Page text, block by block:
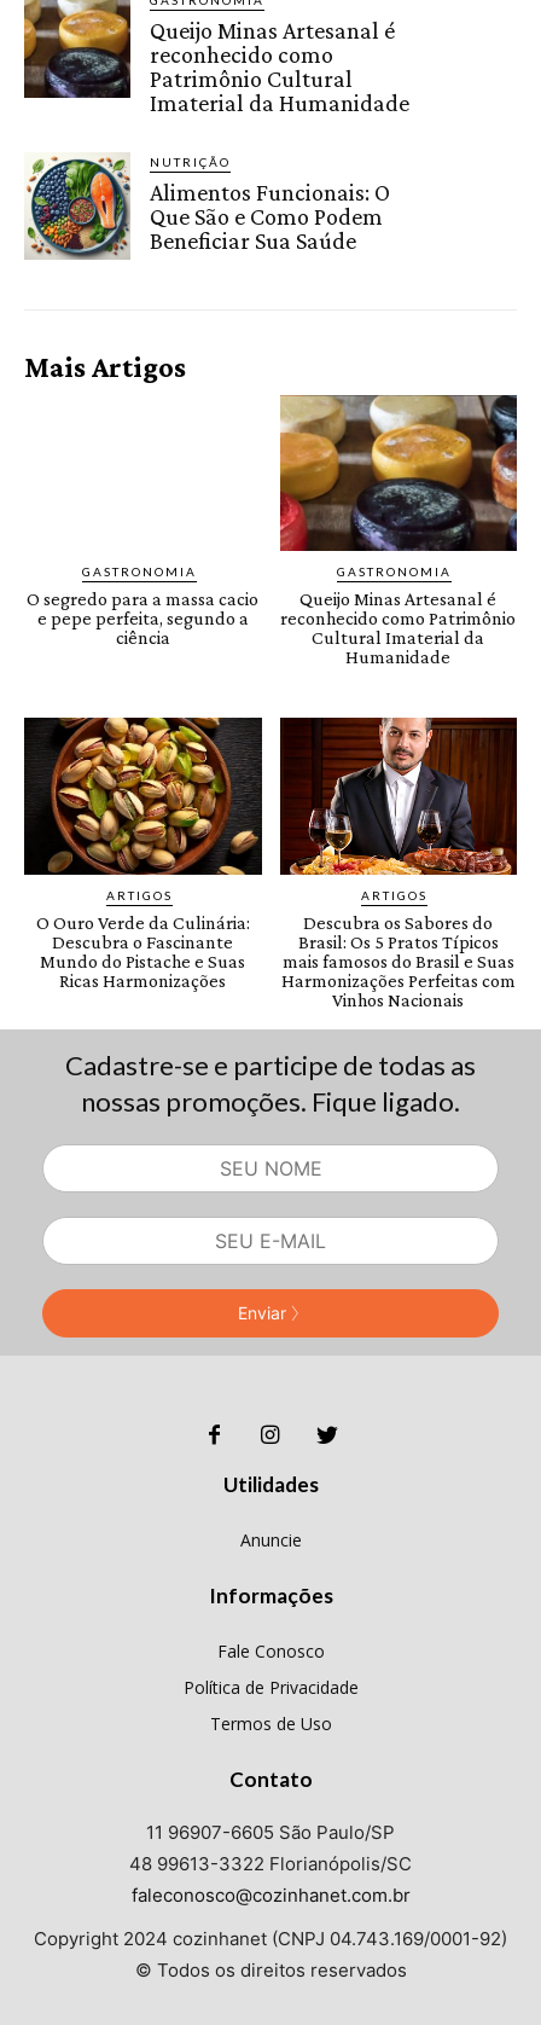
Cadastre-se e participe de todas as
nossas promoções. Fique ligado.
Enviar
Utilidades
Anuncie
Informações
Fale Conosco
Política de Privacidade
Termos de Uso
Contato
11 96907-6605 São Paulo/SP
48 99613-3322 Florianópolis/SC
faleconosco@cozinhanet.com.br
Copyright 2024 cozinhanet (CNPJ 04.743.169/0001-92)
© Todos os direitos reservados